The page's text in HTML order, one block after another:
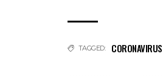
TAGGED: CORONAVIRUS